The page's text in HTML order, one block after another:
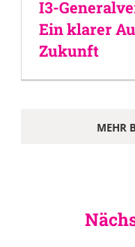
I3-
Ein klarer
Zukunft
MEHR